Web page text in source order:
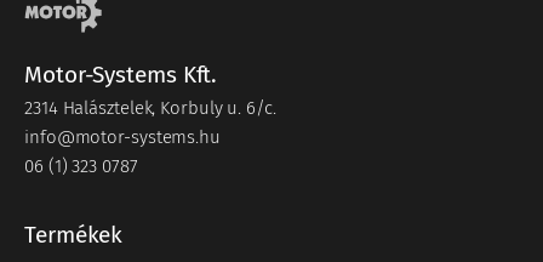
Motor-Systems Kft.
2314 Halásztelek, Korbuly u. 6/c.
info@motor-systems.hu
06 (1) 323 0787
Termékek